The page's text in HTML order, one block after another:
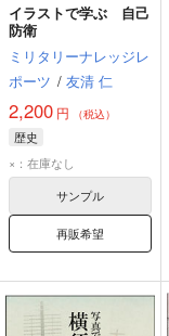
イラストで学ぶ 自己
防衛
ミリタリーナレッジレ
ポーツ / 友清 仁
2,200 円 （税込）
歴史
×：在庫なし
サンプル
再販希望